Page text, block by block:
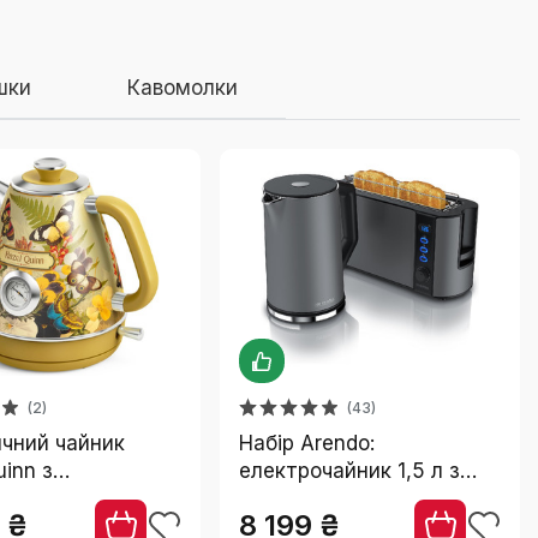
Кавомолки
(2)
чайник
з
сталі, без
контролер,
₴
(43)
Набір Arendo:
електрочайник 1,5 л з
підігрівом і тостер на 2
скибки, нержавіюча
8 199 ₴